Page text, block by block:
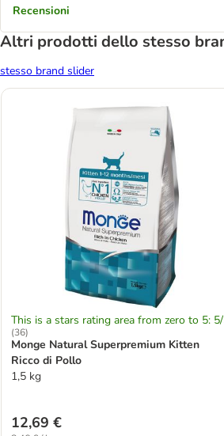
Recensioni
Altri prodotti dello stesso
stesso brand slider
This is a stars rating area from zero to 5:
(36)
Monge Natural Superpremium Kitten
Ricco di Pollo
1,5 kg
12,69 €